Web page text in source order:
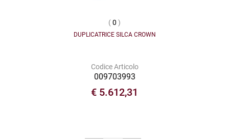
(0 )
DUPLICATRICE SILCA CROWN
Codice Articolo
009703993
€ 5.612,31